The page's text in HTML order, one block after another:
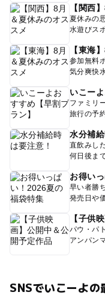
【関西
夏休みの
水遊びス
【東海
参加無料
気分爽快
いこー
ファミリ
旅行の予
水分補
直飲みし
何日後ま
お得い
早い者勝
発売日や
【子供
パウ・パ
アンパン
SNSでいこーよの